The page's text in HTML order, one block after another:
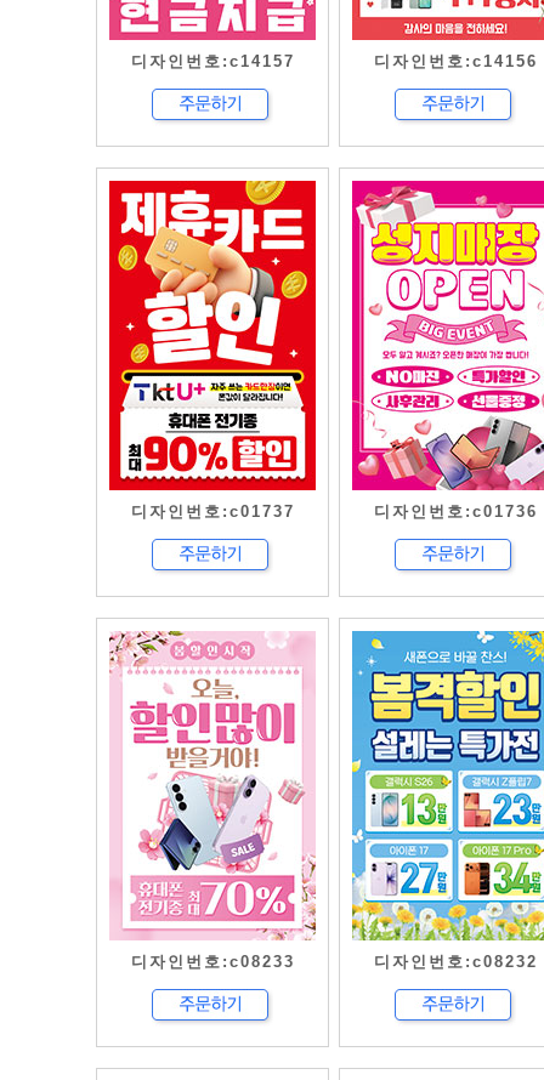
디자인번호:c14157 디자인번호:c14156
디자인번호:c01737 디자인번호:c01736
디자인번호:c08233 디자인번호:c08232